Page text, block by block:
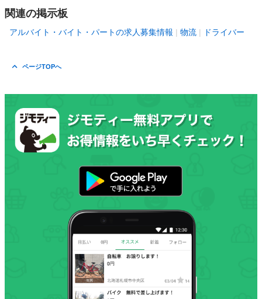
関連の掲示板
アルバイト・バイト・パートの求人募集情報 物流 ドライバー
ページTOPへ